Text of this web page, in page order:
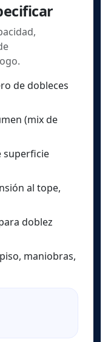
de dobleces
(mix de
superficie
al tope,
doblez
maniobras,